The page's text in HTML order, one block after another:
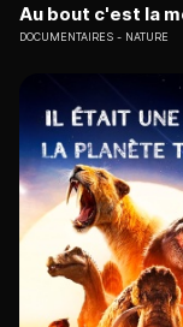
Au bout c'est la
DOCUMENTAIRES NATURE